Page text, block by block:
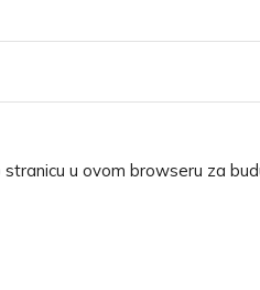
u ovom browseru za